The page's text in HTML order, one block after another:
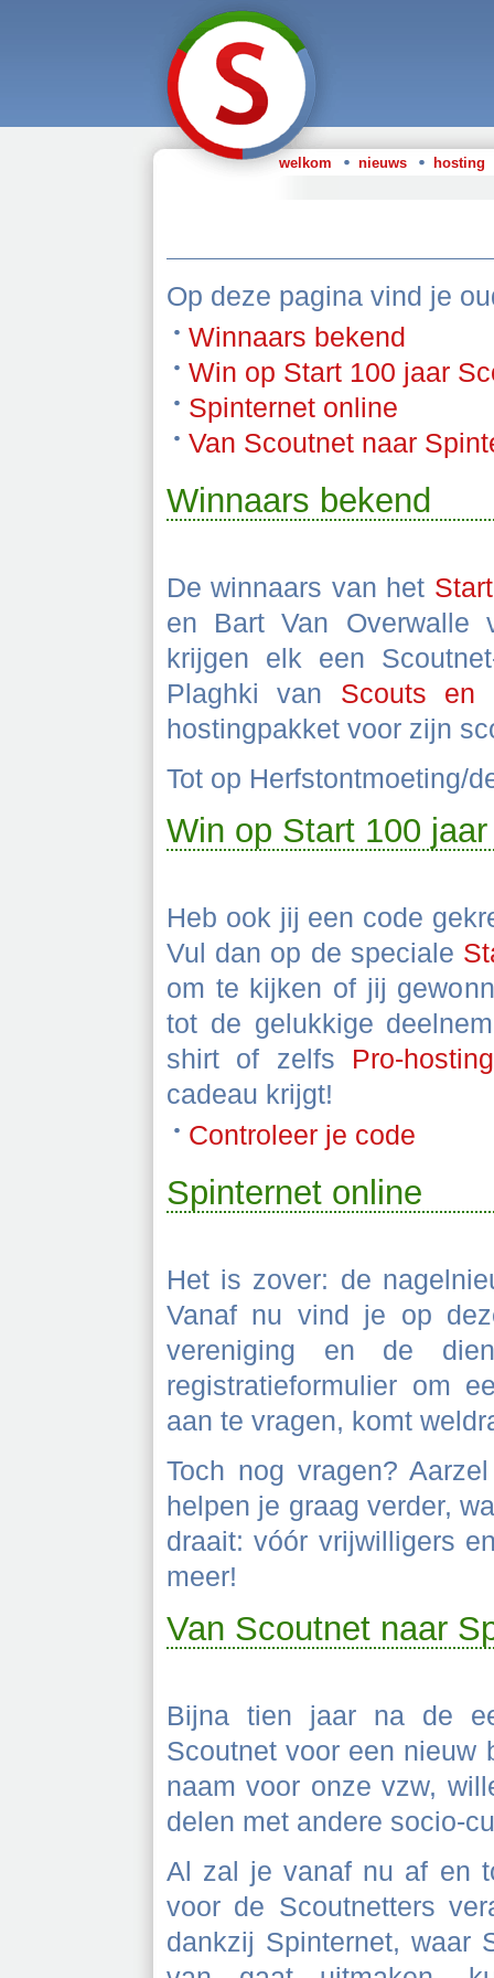
welkom nieuws hosting
Op deze pagina vind je
Winnaars bekend
Win op Start 100 jaar
Spinternet online
Van Scoutnet naar
Winnaars bekend
De winnaars van het
en Bart Van
krijgen elk een
Plaghki van Scouts en
hostingpakket voor zijn
Tot op Herfstontmoeting/
Win op Start 100
Heb ook jij een code
Vul dan op de speciale
om te kijken of jij
tot de gelukkige
shirt of zelfs Pro-
cadeau krijgt!
Controleer je code
Spinternet online
Het is zover: de
Vanaf nu vind je op
vereniging en de
registratieformulier om
aan te vragen, komt
Toch nog vragen?
helpen je graag verder,
draait: vóór vrijwilligers
meer!
Van Scoutnet naar
Bijna tien jaar na de
Scoutnet voor een nieuw
naam voor onze vzw,
delen met andere socio-
Al zal je vanaf nu af en
voor de Scoutnetters
dankzij Spinternet, waar